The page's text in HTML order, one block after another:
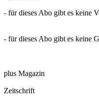
- für dieses Abo gibt es keine
- für dieses Abo gibt es keine
plus Magazin
Zeitschrift